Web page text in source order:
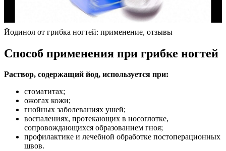
Йодинол от грибка ногтей: применение, отзывы
Способ применения при грибке ногтей
Раствор, содержащий йод, используется при:
стоматитах;
ожогах кожи;
гнойных заболеваниях ушей;
воспалениях, протекающих в носоглотке,
сопровождающихся образованием гноя;
профилактике и лечебной обработке постоперационных
швов.